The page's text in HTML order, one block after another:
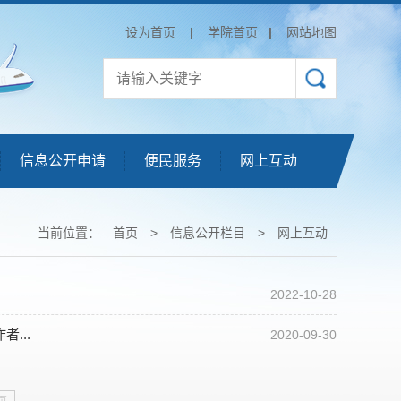
设为首页 | 学院首页 | 网站地图
信息公开申请 便民服务 网上互动
当前位置： 首页 > 信息公开栏目 > 网上互动
2022-10-28
者... 2020-09-30